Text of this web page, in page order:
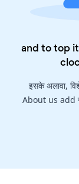
and to top it
इसके अलावा,
About us add